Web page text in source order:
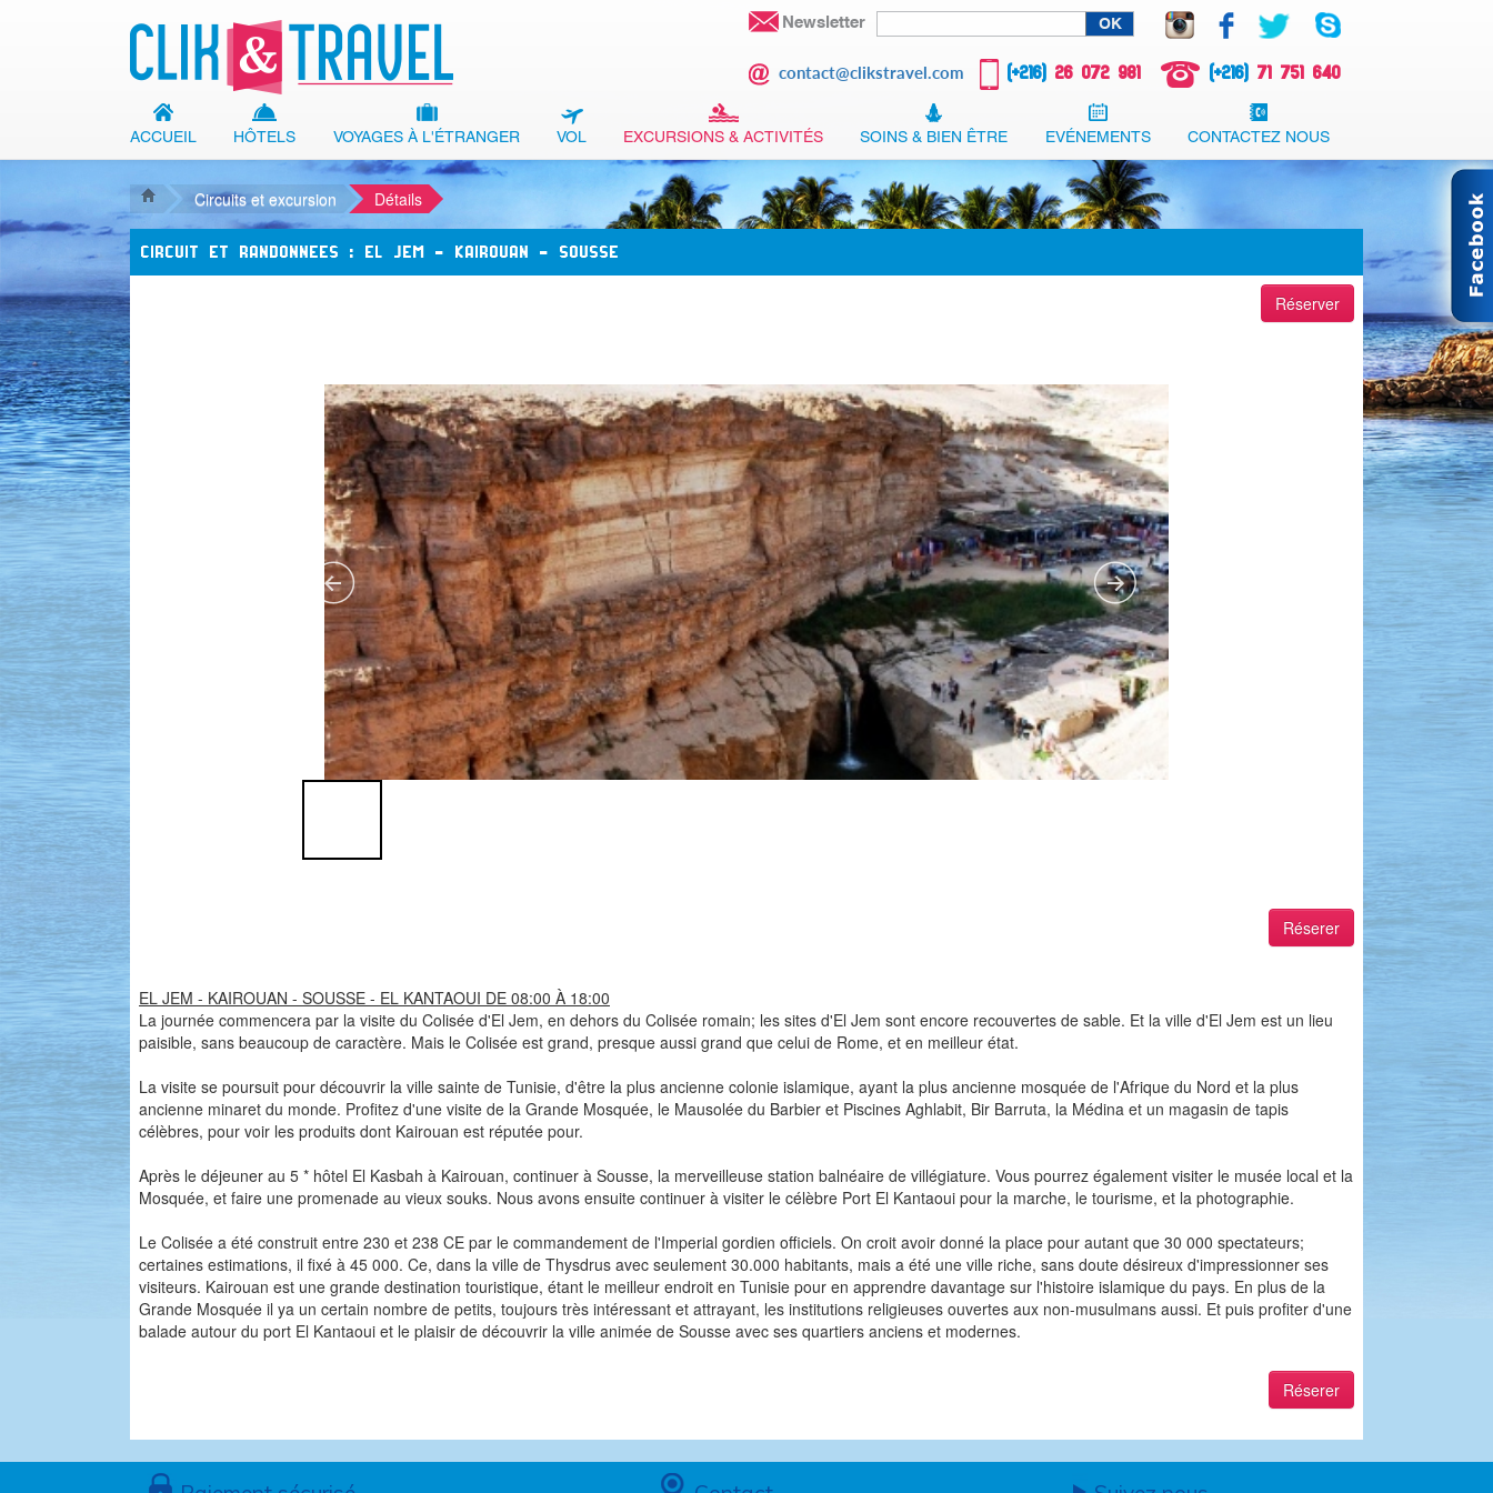
Newsletter
contact@clikstravel.com (+216) 26 072 981 (+216) 71 751 640
ACCUEIL HÔTELS VOYAGES À L'ÉTRANGER VOL EXCURSIONS & ACTIVITÉS SOINS & BIEN ÊTRE EVÉNEMENTS CONTACTEZ NOUS
Circuits et excursion Détails
CIRCUIT ET RANDONNEES : EL JEM - KAIROUAN - SOUSSE
Réserver
Réserer
EL JEM - KAIROUAN - SOUSSE - EL KANTAOUI DE 08:00 À 18:00
La journée commencera par la visite du Colisée d'El Jem, en dehors du Colisée romain; les sites d'El Jem sont encore recouvertes de sable. Et la ville d'El Jem est un lieu
paisible, sans beaucoup de caractère. Mais le Colisée est grand, presque aussi grand que celui de Rome, et en meilleur état.
La visite se poursuit pour découvrir la ville sainte de Tunisie, d'être la plus ancienne colonie islamique, ayant la plus ancienne mosquée de l'Afrique du Nord et la plus
ancienne minaret du monde. Profitez d'une visite de la Grande Mosquée, le Mausolée du Barbier et Piscines Aghlabit, Bir Barruta, la Médina et un magasin de tapis
célèbres, pour voir les produits dont Kairouan est réputée pour.
Après le déjeuner au 5 * hôtel El Kasbah à Kairouan, continuer à Sousse, la merveilleuse station balnéaire de villégiature. Vous pourrez également visiter le musée local et la
Mosquée, et faire une promenade au vieux souks. Nous avons ensuite continuer à visiter le célèbre Port El Kantaoui pour la marche, le tourisme, et la photographie.
Le Colisée a été construit entre 230 et 238 CE par le commandement de l'Imperial gordien officiels. On croit avoir donné la place pour autant que 30 000 spectateurs;
certaines estimations, il fixé à 45 000. Ce, dans la ville de Thysdrus avec seulement 30.000 habitants, mais a été une ville riche, sans doute désireux d'impressionner ses
visiteurs. Kairouan est une grande destination touristique, étant le meilleur endroit en Tunisie pour en apprendre davantage sur l'histoire islamique du pays. En plus de la
Grande Mosquée il ya un certain nombre de petits, toujours très intéressant et attrayant, les institutions religieuses ouvertes aux non-musulmans aussi. Et puis profiter d'une
balade autour du port El Kantaoui et le plaisir de découvrir la ville animée de Sousse avec ses quartiers anciens et modernes.
Réserer